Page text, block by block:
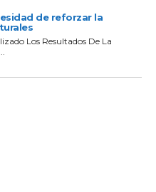
de reforzar la
Los Resultados De La